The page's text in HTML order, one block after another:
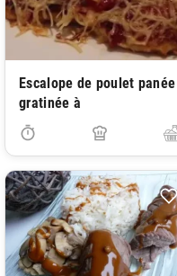
Escalope de poulet panée
gratinée à